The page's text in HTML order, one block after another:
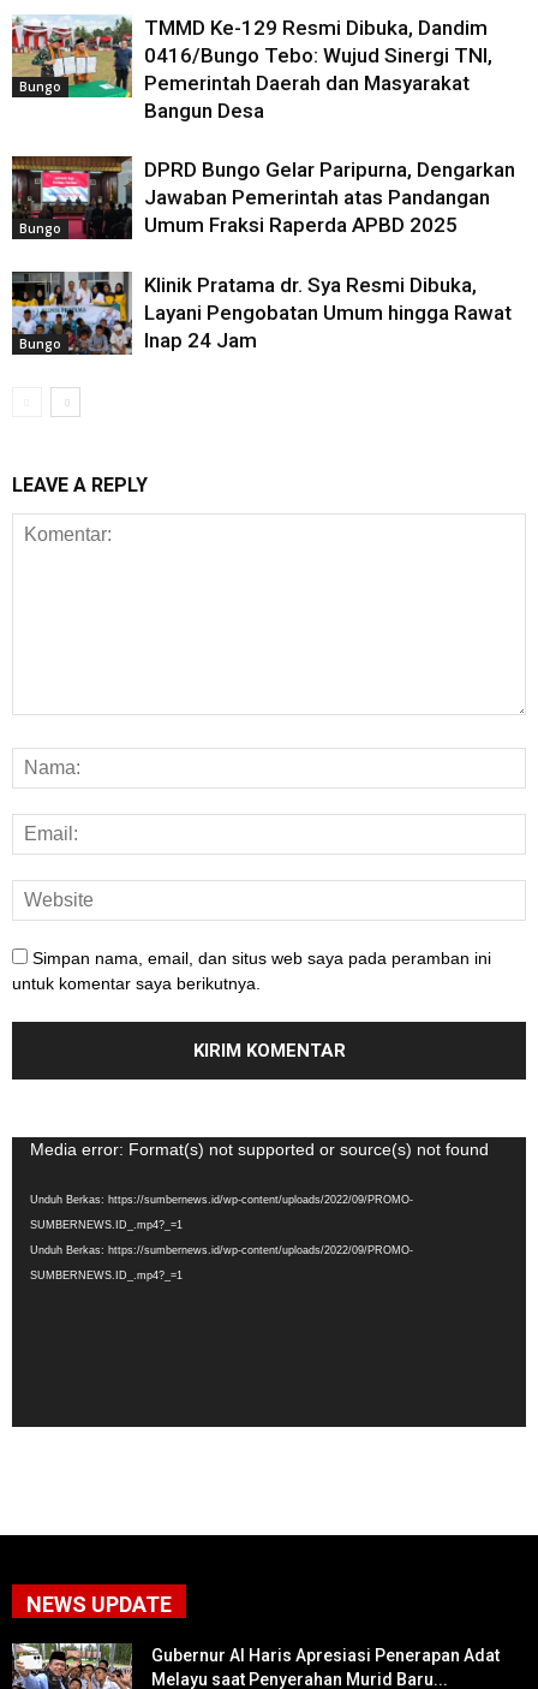
Bungo
TMMD Ke-129 Resmi Dibuka, Dandim
0416/Bungo Tebo: Wujud Sinergi TNI,
Pemerintah Daerah dan Masyarakat
Bangun Desa
Bungo
DPRD Bungo Gelar Paripurna, Dengarkan
Jawaban Pemerintah atas Pandangan
Umum Fraksi Raperda APBD 2025
Bungo
Klinik Pratama dr. Sya Resmi Dibuka,
Layani Pengobatan Umum hingga Rawat
Inap 24 Jam
LEAVE A REPLY
Simpan nama, email, dan situs web saya pada peramban ini
untuk komentar saya berikutnya.
Pemutar
Media error: Format(s) not supported or source(s) not found
Unduh Berkas: https://sumbernews.id/wp-content/uploads/2022/09/PROMO-
SUMBERNEWS.ID_.mp4?_=1
Unduh Berkas: https://sumbernews.id/wp-content/uploads/2022/09/PROMO-
SUMBERNEWS.ID_.mp4?_=1
NEWS UPDATE
Gubernur Al Haris Apresiasi Penerapan Adat
Melayu saat Penyerahan Murid Baru...